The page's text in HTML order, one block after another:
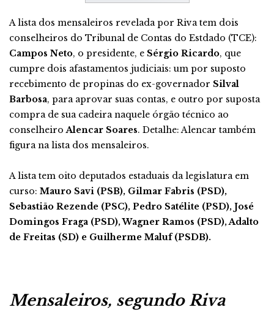
A lista dos mensaleiros revelada por Riva tem dois
conselheiros do Tribunal de Contas do Estdado (TCE):
Campos Neto, o presidente, e Sérgio Ricardo, que
cumpre dois afastamentos judiciais: um por suposto
recebimento de propinas do ex-governador Silval
Barbosa, para aprovar suas contas, e outro por suposta
compra de sua cadeira naquele órgão técnico ao
conselheiroAlencar Soares. Detalhe: Alencar também
figura na lista dos mensaleiros.
A lista tem oito deputados estaduais da legislatura em
curso: Mauro Savi (PSB), Gilmar Fabris (PSD),
Sebastião Rezende (PSC), Pedro Satélite (PSD), José
Domingos Fraga (PSD), Wagner Ramos (PSD), Adalto
de Freitas (SD) e Guilherme Maluf (PSDB).
Mensaleiros, segundo Riva